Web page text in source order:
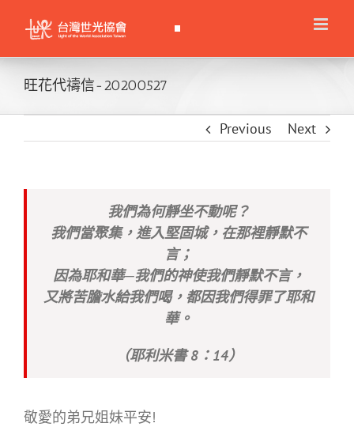
content
旺花代禱信-20200527
Previous Next
我們為何靜坐不動呢？
我們當聚集，進入堅固城，在那裡靜默不
言；
因為耶和華─我們的神使我們靜默不言，
又將苦膽水給我們喝，都因我們得罪了耶和
華。
（耶利米書 8：14）
敬愛的弟兄姐妹平安!